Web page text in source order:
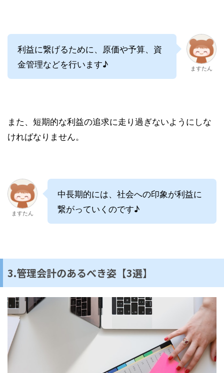
利益に繋げるために、原価や予算、資
金管理などを行います♪
ますたん
また、短期的な利益の追求に走り過ぎないようにしな
ければなりません。
ますたん
中長期的には、社会への印象が利益に
繋がっていくのです♪
3.管理会計のあるべき姿【3選】